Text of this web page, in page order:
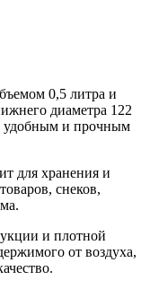
0,5 литра и
диаметра 122
удобным и прочным
для хранения и
снеков,
и плотной
от воздуха,